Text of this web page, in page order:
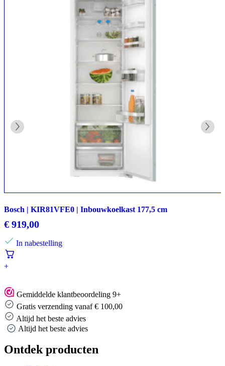
Bosch | KIR81VFE0 | Inbouwkoelkast 177,5 cm
€ 919,00
In nabestelling
+
Gemiddelde klantbeoordeling 9+
Gratis verzending vanaf € 100,00
Altijd het beste advies
Altijd het beste advies
Ontdek producten